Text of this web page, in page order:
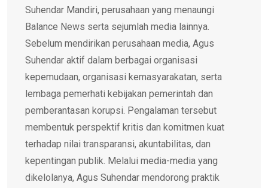
Suhendar Mandiri, perusahaan yang menaungi
Balance News serta sejumlah media lainnya.
Sebelum mendirikan perusahaan media, Agus
Suhendar aktif dalam berbagai organisasi
kepemudaan, organisasi kemasyarakatan, serta
lembaga pemerhati kebijakan pemerintah dan
pemberantasan korupsi. Pengalaman tersebut
membentuk perspektif kritis dan komitmen kuat
terhadap nilai transparansi, akuntabilitas, dan
kepentingan publik. Melalui media-media yang
dikelolanya, Agus Suhendar mendorong praktik